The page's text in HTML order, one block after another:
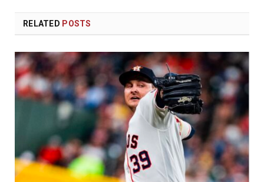
RELATED POSTS